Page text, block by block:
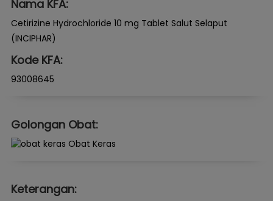
Nama KFA:
Cetirizine Hydrochloride 10 mg Tablet Salut Selaput
(INCIPHAR)
Kode KFA:
93008645
Golongan Obat:
Obat Keras
Keterangan: